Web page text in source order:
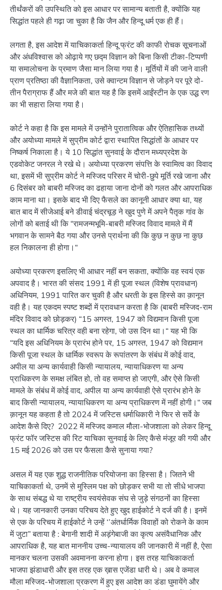
तीर्थंकरों की उपस्थिति को इस आधार पर सामान्य बताती है, क्योंकि यह
सिद्धांत पहले ही गढ़ा जा चुका है कि जैन और हिन्दू धर्म एक ही हैं।
लगता है, इस आदेश में याचिकाकर्ता हिन्दू फ्रंट की काफी रोचक सूचनाओं
और अंधविश्वास को ओढ़ाये गए छद्म विज्ञान को बिना किसी टीका-टिप्पणी
या समालोचना के प्रमाण जैसा मान लिया गया है। मूर्तियों में की जाने वाली
प्राण प्रतिष्ठा की वैज्ञानिकता, उसे क्वान्टम विज्ञान से जोड़ने पर पूरे दो-
तीन पैराग्राफ हैं और मजे की बात यह है कि इसमें आईंस्टीन के एक उद्ध रण
का भी सहारा लिया गया है।
कोर्ट ने कहा है कि इस मामले में उन्होंने पुरातात्विक और ऐतिहासिक तथ्यों
और अयोध्या मामले में सुप्रीम कोर्ट द्वारा स्थापित सिद्धांतों के आधार पर
निष्कर्ष निकाला है। ये 10 सिद्धांत सुनवाई के दौरान मध्यप्रदेश के
एडवोकेट जनरल ने रखे थे। अयोध्या प्रकरण संपत्ति के स्वामित्व का विवाद
था, इसमें भी सुप्रीम कोर्ट ने मस्जिद परिसर में चोरी-छुपे मूर्ति रखे जाना और
6 दिसंबर को बाबरी मस्जिद का ढहाया जाना दोनों को गलत और आपराधिक
काम माना था। इसके बाद भी दिए फैसले का कानूनी आधार क्या था, यह
बात बाद में सीजेआई बने डीवाई चंद्रचूड़ ने खुद पुणे में अपने पैतृक गांव के
लोगों को बताई थी कि “रामजन्मभूमि-बाबरी मस्जिद विवाद मामले में मैं
भगवान के सामने बैठ गया और उनसे प्रार्थना की कि कुछ न कुछ ना कुछ
हल निकालना ही होगा।“
अयोध्या प्रकरण इसलिए भी आधार नहीं बन सकता, क्योंकि वह स्वयं एक
अपवाद है। भारत की संसद 1991 में ही पूजा स्थल (विशेष प्रावधान)
अधिनियम, 1991 पारित कर चुकी है और धरती के इस हिस्से का क़ानून
वही है। यह एकदम स्पष्ट शब्दों में प्रावधान करता है कि (बाबरी मस्जिद-राम
मंदिर विवाद को छोड़कर) “15 अगस्त, 1947 को विद्यमान किसी पूजा
स्थल का धार्मिक चरित्र वही बना रहेगा, जो उस दिन था।“ यह भी कि
“यदि इस अधिनियम के प्रारंभ होने पर, 15 अगस्त, 1947 को विद्यमान
किसी पूजा स्थल के धार्मिक स्वरूप के रूपांतरण के संबंध में कोई वाद,
अपील या अन्य कार्यवाही किसी न्यायालय, न्यायाधिकरण या अन्य
प्राधिकरण के समक्ष लंबित हो, तो वह समाप्त हो जाएगी, और ऐसे किसी
मामले के संबंध में कोई वाद, अपील या अन्य कार्यवाही ऐसे प्रारंभ होने के
बाद किसी न्यायालय, न्यायाधिकरण या अन्य प्राधिकरण में नहीं होगी।“ जब
क़ानून यह कहता है तो 2024 में जस्टिस धर्माधिकारी ने फिर से सर्वे के
आदेश कैसे दिए? 2022 में मस्जिद कमाल मौला-भोजशाला को लेकर हिन्दू
फ्रंट फॉर जस्टिस की रिट याचिका सुनवाई के लिए कैसे मंजूर की गयी और
15 मई 2026 को उस पर फैसला कैसे सुनाया गया?
असल में यह एक शुद्ध राजनीतिक परियोजना का हिस्सा है। जितने भी
याचिकाकर्ता थे, उनमें से मुस्लिम पक्ष को छोड़कर सभी या तो सीधे भाजपा
के साथ संबद्ध थे या राष्ट्रीय स्वयंसेवक संघ से जुड़े संगठनों का हिस्सा
थे। यह जानकारी उनका परिचय देते हुए खुद हाईकोर्ट ने दर्ज की है। इनमें
से एक के परिचय में हाईकोर्ट ने उन्हें ‘’अंतर्धार्मिक विवाहों को रोकने के काम
में जुटा” बताया है : बेगानी शादी में अड़ंगेबाजी का कृत्य असंवैधानिक और
आपराधिक है, यह बात माननीय उच्च-न्यायालय की जानकारी में नहीं है, ऐसा
मानकर चलना उसकी अवमानना करना होगा। इस तरह याचिकाकर्ता
भाजपा झंडाधारी और इस तरह एक ख़ास एजेंडा धारी थे। अब वे कमाल
मौला मस्जिद-भोजशाला प्रकरण में हुए इस आदेश का डंडा घुमायेंगे और